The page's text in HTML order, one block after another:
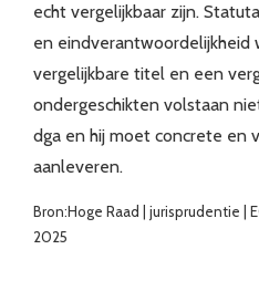
echt vergelijkbaar zijn.
en eindverantwoordelijkheid
vergelijkbare titel en een
ondergeschikten volstaan
dga en hij moet concrete en
aanleveren.
Bron:Hoge Raad | jurisprudentie |
2025